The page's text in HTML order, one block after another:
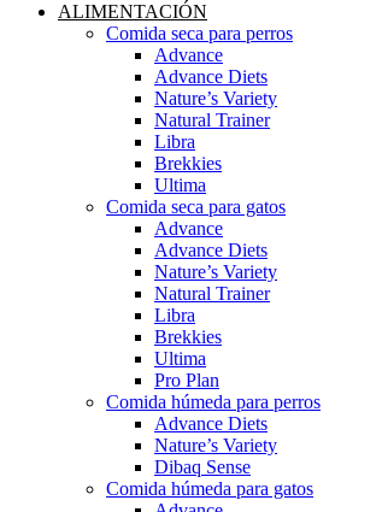
ALIMENTACIÓN
Comida seca para perros
Advance
Advance Diets
Nature’s Variety
Natural Trainer
Libra
Brekkies
Ultima
Comida seca para gatos
Advance
Advance Diets
Nature’s Variety
Natural Trainer
Libra
Brekkies
Ultima
Pro Plan
Comida húmeda para perros
Advance Diets
Nature’s Variety
Dibaq Sense
Comida húmeda para gatos